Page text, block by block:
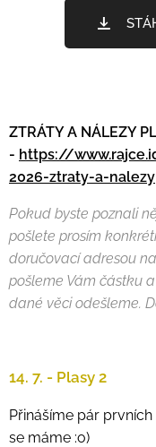
ZTRÁTY A NÁLEZY
- https://
2026-ztraty-a-nalezy
Pokud byste poznali
pošlete prosím
doručovací adresou
pošleme Vám částku
dané věci odešleme.
14. 7. - Plasy 2
Přinášíme pár
se máme :o)